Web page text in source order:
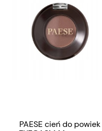
PAESE cień do powiek